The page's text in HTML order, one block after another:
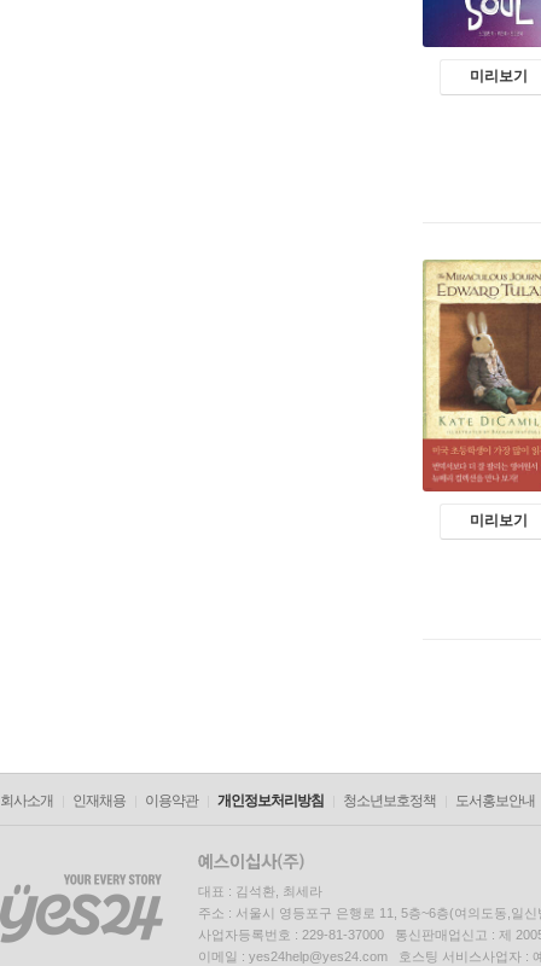
미리보기
미리보기
회사소개 인재채용 이용약관 개인정보처리방침 청소년보호정책 도서홍보안내
대표 : 김석환, 최세라
주소 : 서울시 영등포구 은행로 11, 5층~6층(여의도동,일신
사업자등록번호 : 229-81-37000 통신판매업신고 : 제
이메일 : yes24help@yes24.com 호스팅 서비스사업자 :